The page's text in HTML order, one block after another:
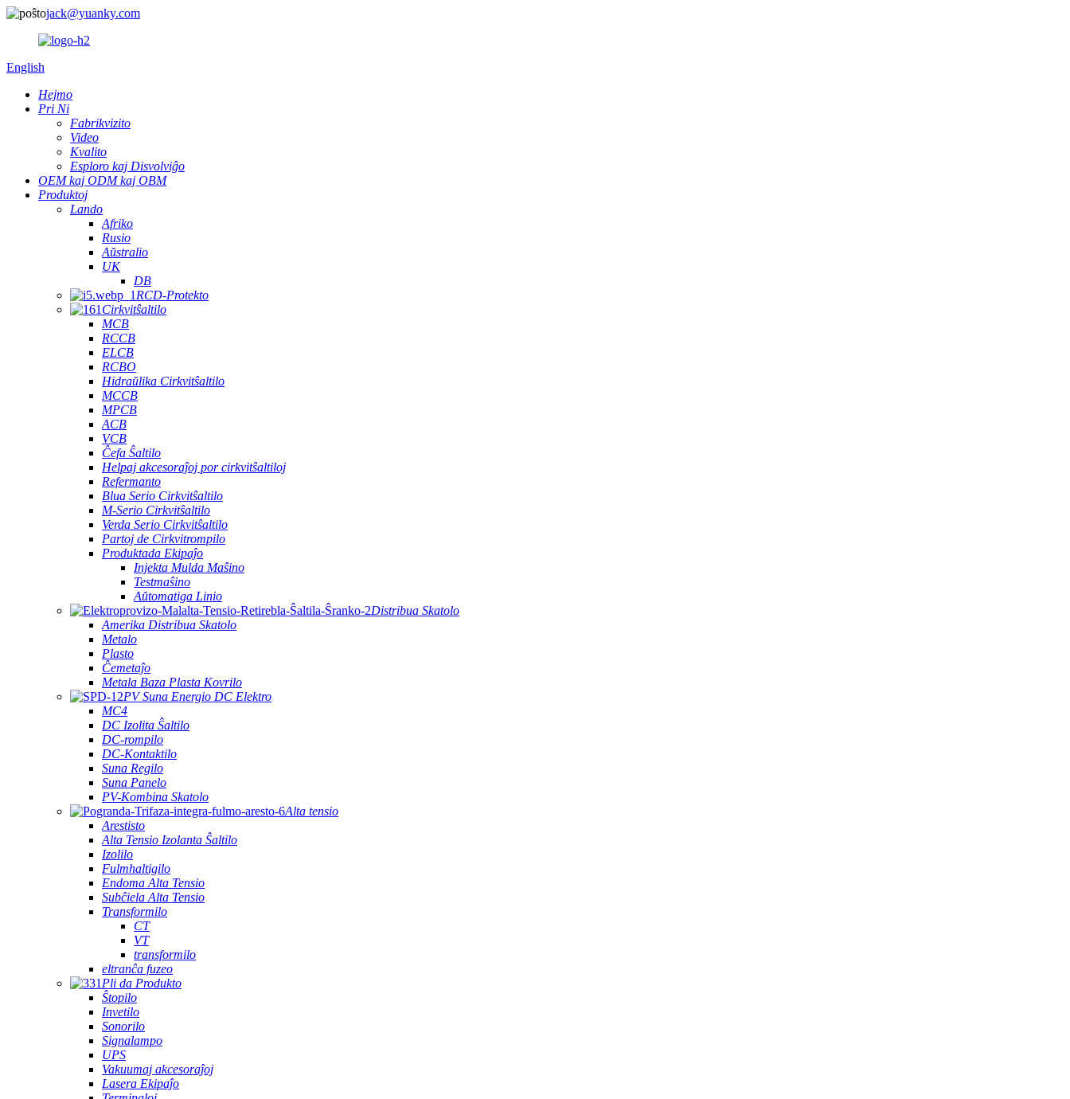
jack@yuanky.com
English
Hejmo
Pri Ni
Fabrikvizito
Video
Kvalito
Esploro kaj Disvolviĝo
OEM kaj ODM kaj OBM
Produktoj
Lando
Afriko
Rusio
Aŭstralio
UK
DB
RCD-Protekto
Cirkvitŝaltilo
MCB
RCCB
ELCB
RCBO
Hidraŭlika Cirkvitŝaltilo
MCCB
MPCB
ACB
VCB
Ĉefa Ŝaltilo
Helpaj akcesoraĵoj por cirkvitŝaltiloj
Refermanto
Blua Serio Cirkvitŝaltilo
M-Serio Cirkvitŝaltilo
Verda Serio Cirkvitŝaltilo
Partoj de Cirkvitrompilo
Produktada Ekipaĵo
Injekta Mulda Maŝino
Testmaŝino
Aŭtomatiga Linio
Distribua Skatolo
Amerika Distribua Skatolo
Metalo
Plasto
Ĉemetaĵo
Metala Baza Plasta Kovrilo
PV Suna Energio DC Elektro
MC4
DC Izolita Ŝaltilo
DC-rompilo
DC-Kontaktilo
Suna Regilo
Suna Panelo
PV-Kombina Skatolo
Alta tensio
Arestisto
Alta Tensio Izolanta Ŝaltilo
Izolilo
Fulmhaltigilo
Endoma Alta Tensio
Subĉiela Alta Tensio
Transformilo
CT
VT
transformilo
eltranĉa fuzeo
Pli da Produkto
Ŝtopilo
Invetilo
Sonorilo
Signalampo
UPS
Vakuumaj akcesoraĵoj
Lasera Ekipaĵo